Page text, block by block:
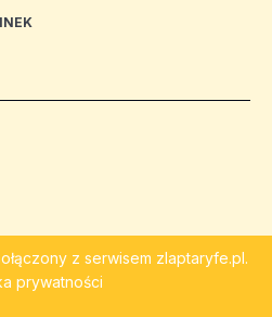
z serwisem zlaptaryfe.pl.
prywatności